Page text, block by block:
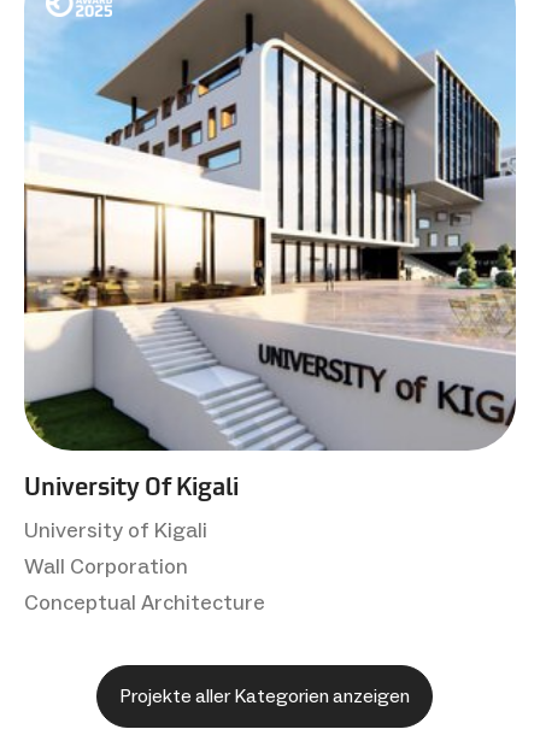
University Of Kigali
University of Kigali
Wall Corporation
Conceptual Architecture
Projekte aller Kategorien anzeigen